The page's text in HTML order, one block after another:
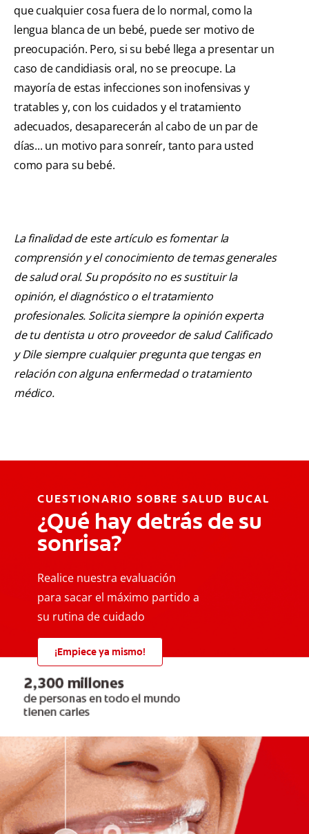
que cualquier cosa fuera de lo normal, como la
lengua blanca de un bebé, puede ser motivo de
preocupación. Pero, si su bebé llega a presentar un
caso de candidiasis oral, no se preocupe. La
mayoría de estas infecciones son inofensivas y
tratables y, con los cuidados y el tratamiento
adecuados, desaparecerán al cabo de un par de
días... un motivo para sonreír, tanto para usted
como para su bebé.
La finalidad de este artículo es fomentar la
comprensión y el conocimiento de temas generales
de salud oral. Su propósito no es sustituir la
opinión, el diagnóstico o el tratamiento
profesionales. Solicita siempre la opinión experta
de tu dentista u otro proveedor de salud Calificado
y Dile siempre cualquier pregunta que tengas en
relación con alguna enfermedad o tratamiento
médico.
CUESTIONARIO SOBRE SALUD BUCAL
¿Qué hay detrás de su
sonrisa?
Realice nuestra evaluación
para sacar el máximo partido a
su rutina de cuidado
¡Empiece ya mismo!